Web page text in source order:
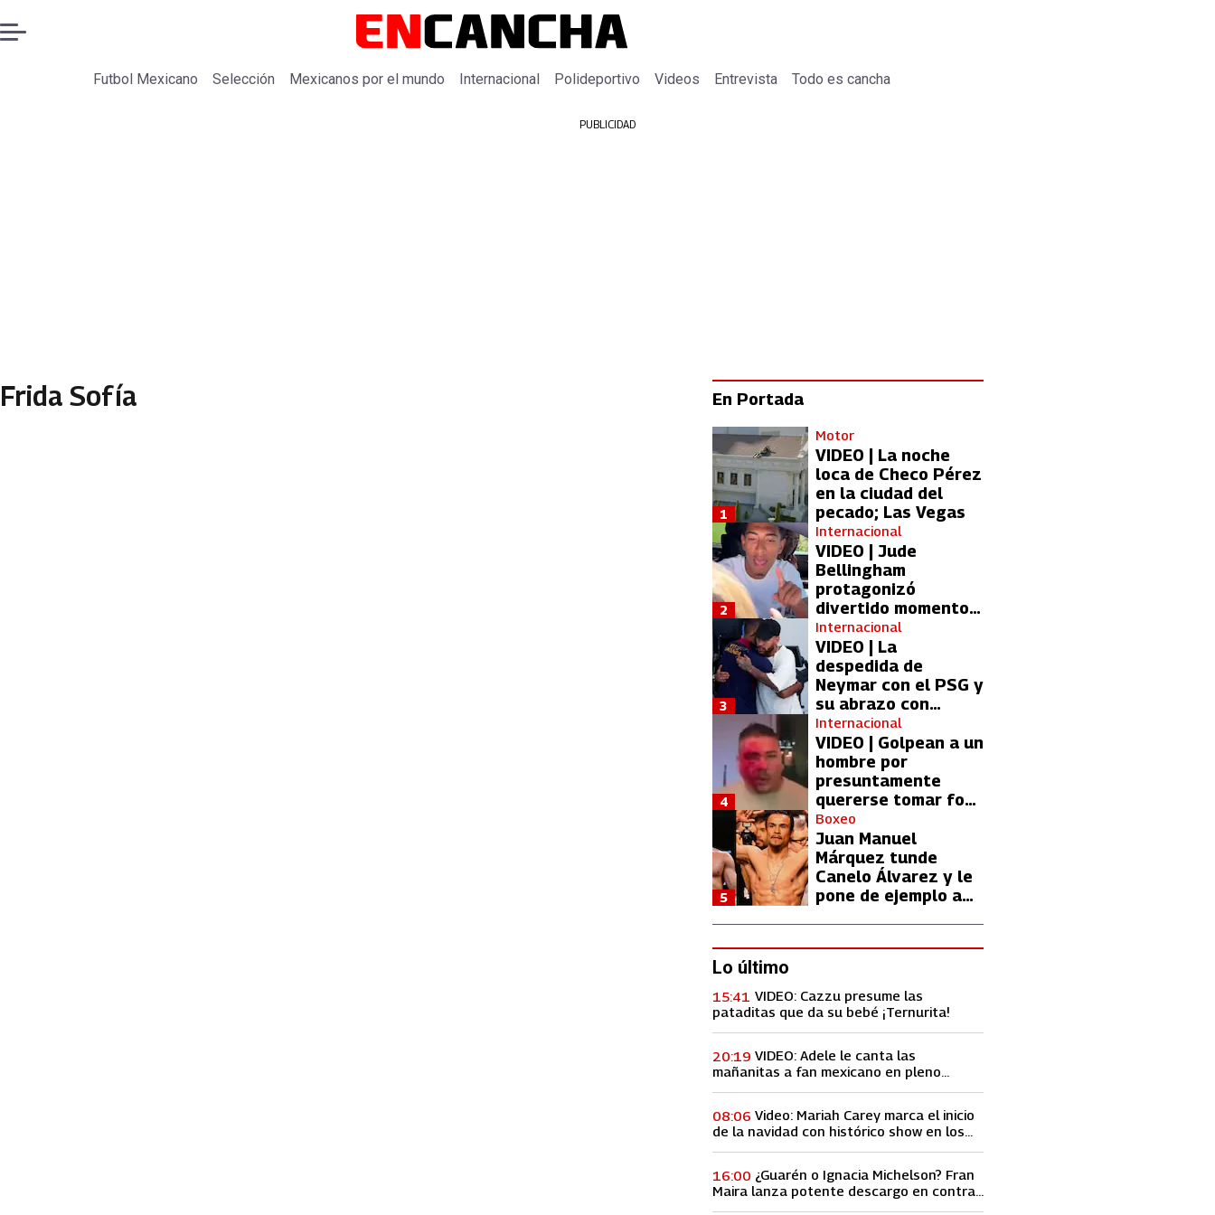
Futbol Mexicano Selección Mexicanos por el mundo Internacional Polideportivo Videos Entrevista Todo es cancha
PUBLICIDAD
Frida Sofía En Portada
Motor
VIDEO | La noche
loca de Checo Pérez
en la ciudad del
pecado; Las Vegas
1
Internacional
VIDEO | Jude
Bellingham
protagonizó
divertido momento
con aficionada del
Real Madrid
2
Internacional
VIDEO | La
despedida de
Neymar con el PSG y
su abrazo con
Kylian Mbappé
3
Internacional
VIDEO | Golpean a un
hombre por
presuntamente
quererse tomar foto
con Lionel Messi
4
Boxeo
Juan Manuel
Márquez tunde
Canelo Álvarez y le
pone de ejemplo a
5
Lo último
VIDEO: Cazzu presume las
pataditas que da su bebé ¡Ternurita!
15:41
VIDEO: Adele le canta las
mañanitas a fan mexicano en pleno
20:19
Video: Mariah Carey marca el inicio
de la navidad con histórico show en los
08:06
¿Guarén o Ignacia Michelson? Fran
Maira lanza potente descargo en contra
16:00